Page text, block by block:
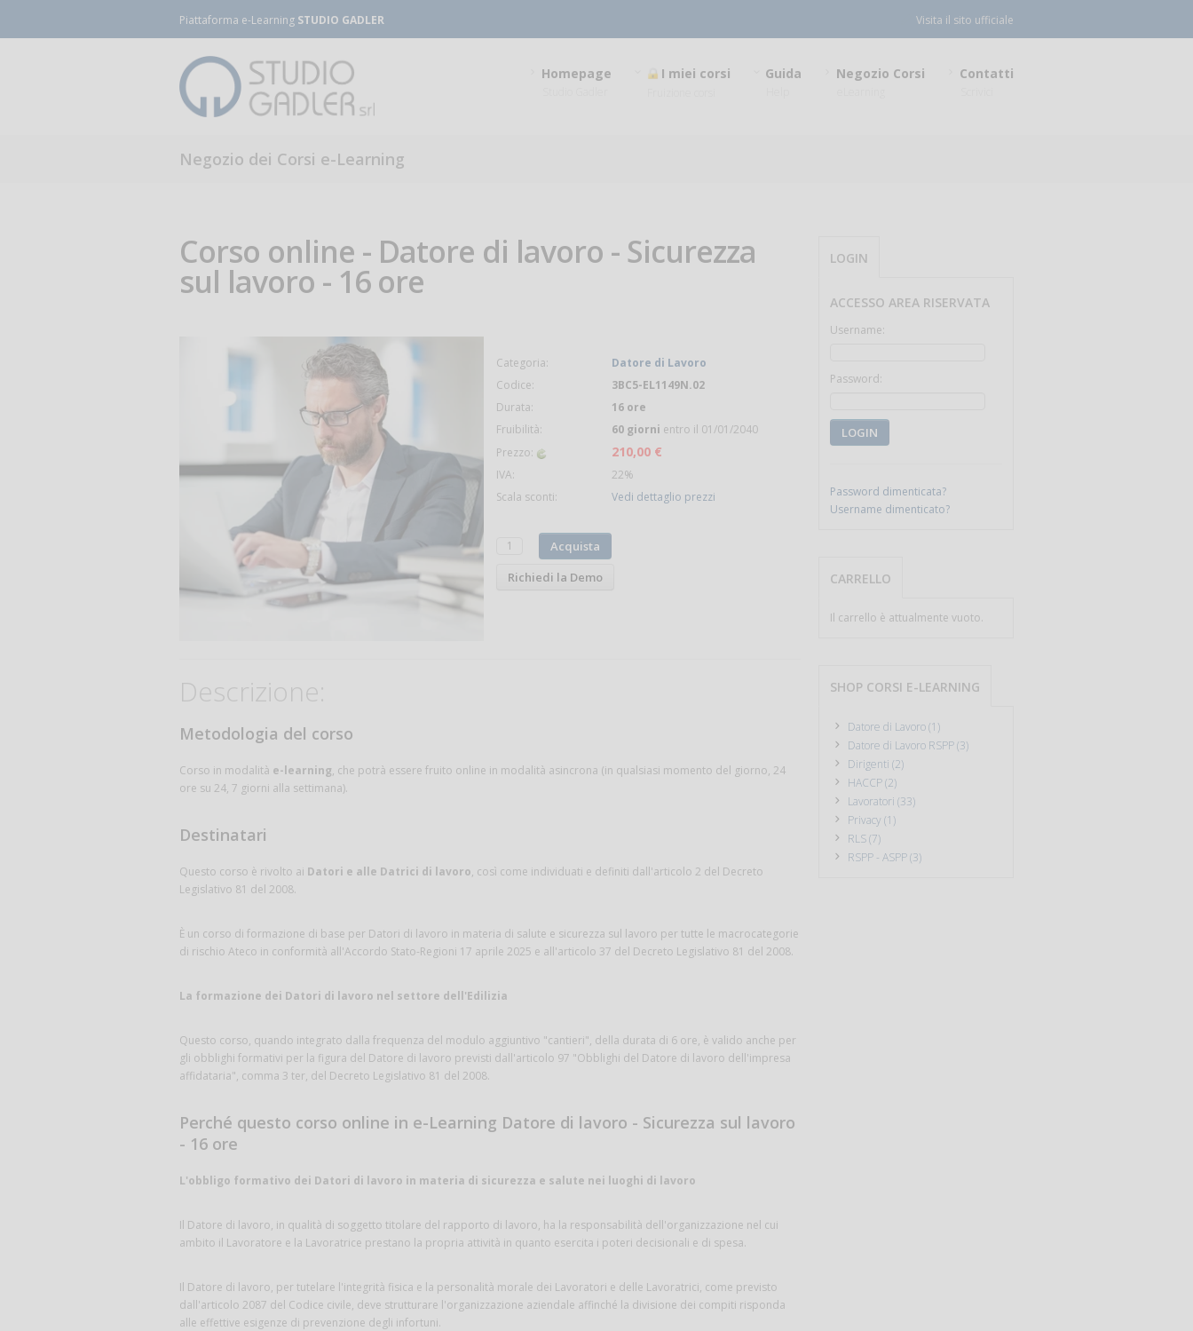
Piattaforma e-Learning STUDIO GADLER Visita il sito ufficiale
Homepage I miei corsi Guida Negozio Corsi Contatti
Negozio dei Corsi e-Learning
Corso online - Datore di lavoro - Sicurezza
sul lavoro - 16 ore
Categoria:
Datore di Lavoro
Codice:
3BC5-EL1149N.02
Durata:
16 ore
Fruibilità:
60 giorni entro il 01/01/2040
Prezzo:
210,00 €
IVA:
22%
Scala sconti:
Vedi dettaglio prezzi
Acquista
Richiedi la Demo
Descrizione:
Metodologia del corso
Corso in modalità e-learning, che potrà essere fruito online in modalità asincrona (in qualsiasi momento del giorno, 24
ore su 24, 7 giorni alla settimana).
Destinatari
Questo corso è rivolto ai Datori e alle Datrici di lavoro, così come individuati e definiti dall'articolo 2 del Decreto
Legislativo 81 del 2008.
È un corso di formazione di base per Datori di lavoro in materia di salute e sicurezza sul lavoro per tutte le macrocategorie
di rischio Ateco in conformità all'Accordo Stato-Regioni 17 aprile 2025 e all'articolo 37 del Decreto Legislativo 81 del 2008.
La formazione dei Datori di lavoro nel settore dell'Edilizia
Questo corso, quando integrato dalla frequenza del modulo aggiuntivo "cantieri", della durata di 6 ore, è valido anche per
gli obblighi formativi per la figura del Datore di lavoro previsti dall'articolo 97 "Obblighi del Datore di lavoro dell'impresa
affidataria", comma 3 ter, del Decreto Legislativo 81 del 2008.
Perché questo corso online in e-Learning Datore di lavoro - Sicurezza sul lavoro
- 16 ore
L'obbligo formativo dei Datori di lavoro in materia di sicurezza e salute nei luoghi di lavoro
Il Datore di lavoro, in qualità di soggetto titolare del rapporto di lavoro, ha la responsabilità dell'organizzazione nel cui
ambito il Lavoratore e la Lavoratrice prestano la propria attività in quanto esercita i poteri decisionali e di spesa.
Il Datore di lavoro, per tutelare l'integrità fisica e la personalità morale dei Lavoratori e delle Lavoratrici, come previsto
dall'articolo 2087 del Codice civile, deve strutturare l'organizzazione aziendale affinché la divisione dei compiti risponda
alle effettive esigenze di prevenzione degli infortuni.
LOGIN
ACCESSO AREA RISERVATA
Username:
Password:
LOGIN
Password dimenticata?
Username dimenticato?
CARRELLO
Il carrello è attualmente vuoto.
SHOP CORSI E-LEARNING
Datore di Lavoro (1)
Datore di Lavoro RSPP (3)
Dirigenti (2)
HACCP (2)
Lavoratori (33)
Privacy (1)
RLS (7)
RSPP - ASPP (3)